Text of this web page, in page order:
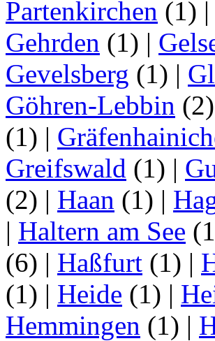
Partenkirchen (1) |
Gehrden (1) |
Gevelsberg (1) |
Göhren-Lebbin (2)
(1) |
Greifswald (1) |
(2) | Haan (1) |
| Haltern am See
(6) | Haßfurt (1) |
(1) | Heide (1) |
Hemmingen (1) |